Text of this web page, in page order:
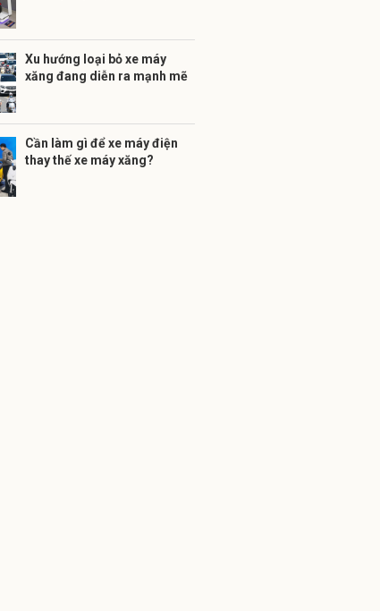
Xu hướng loại bỏ xe máy
xăng đang diễn ra mạnh mẽ
Cần làm gì để xe máy điện
thay thế xe máy xăng?